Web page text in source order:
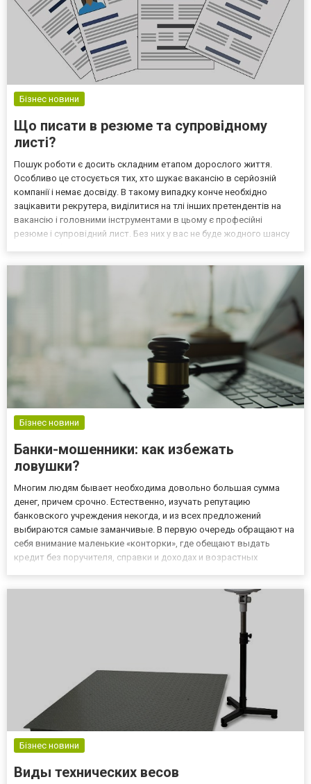
Бізнес новини
Що писати в резюме та супровідному
листі?
Пошук роботи є досить складним етапом дорослого життя.
Особливо це стосується тих, хто шукає вакансію в серйозній
компанії і немає досвіду. В такому випадку конче необхідно
зацікавити рекрутера, виділитися на тлі інших претендентів на
вакансію і головними інструментами в цьому є професійні
резюме і супровідний лист. Без них у вас не буде жодного шансу
Бізнес новини
Банки-мошенники: как избежать
ловушки?
Многим людям бывает необходима довольно большая сумма
денег, причем срочно. Естественно, изучать репутацию
банковского учреждения некогда, и из всех предложений
выбираются самые заманчивые. В первую очередь обращают на
себя внимание маленькие «конторки», где обещают выдать
кредит без поручителя, справки и доходах и возрастных
Бізнес новини
Виды технических весов